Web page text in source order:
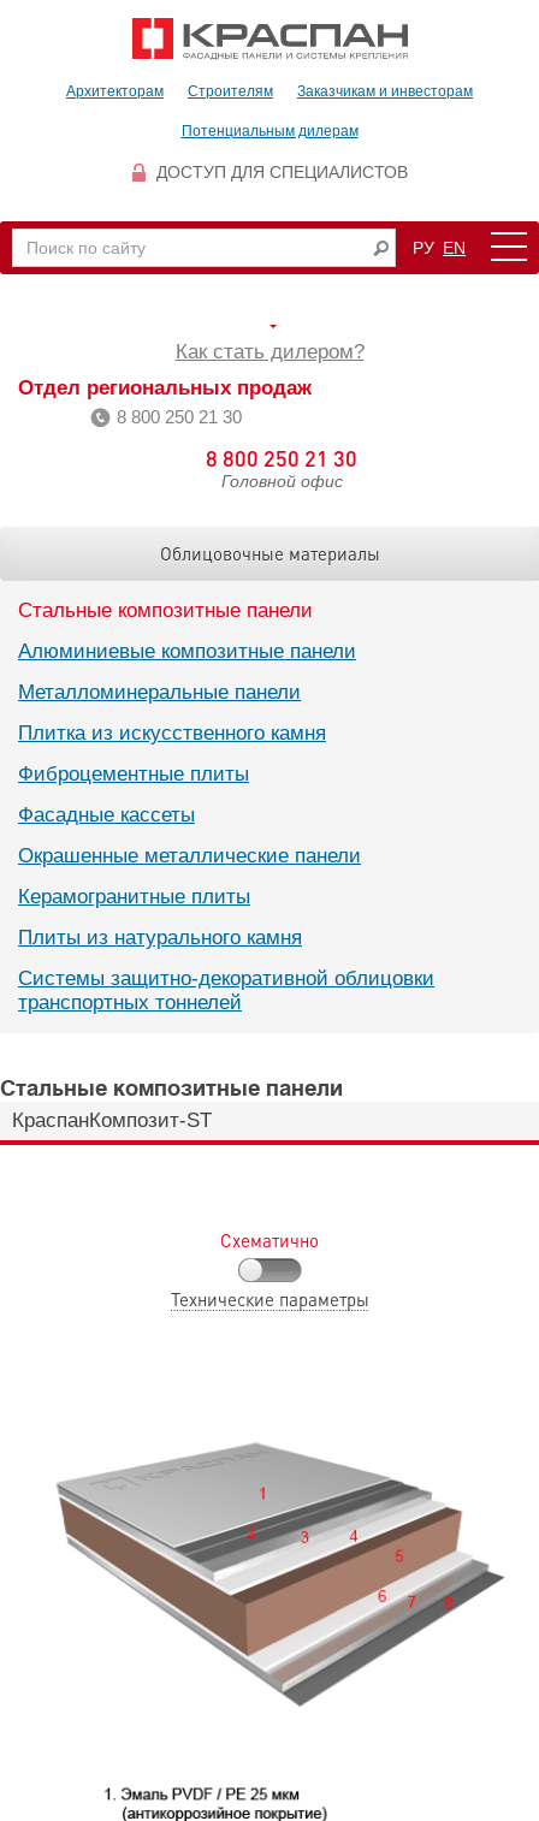
Архитекторам Строителям Заказчикам и инвесторам
Потенциальным дилерам
ДОСТУП ДЛЯ СПЕЦИАЛИСТОВ
РУ EN
Как стать дилером?
Отдел региональных продаж
8 800 250 21 30
8 800 250 21 30
Головной офис
Облицовочные материалы
Стальные композитные панели
Алюминиевые композитные панели
Металломинеральные панели
Плитка из искусственного камня
Фиброцементные плиты
Фасадные кассеты
Окрашенные металлические панели
Керамогранитные плиты
Плиты из натурального камня
Системы защитно-декоративной облицовки
транспортных тоннелей
Стальные композитные панели
КраспанКомпозит-ST
Схематично
Технические параметры